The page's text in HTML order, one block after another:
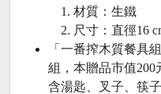
材質：生鐵
尺寸：直徑16
「一番搾木質餐具
組，本贈品市值200
含湯匙、叉子、筷